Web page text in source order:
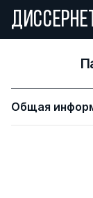
ДИССЕРНЕТ
Общая